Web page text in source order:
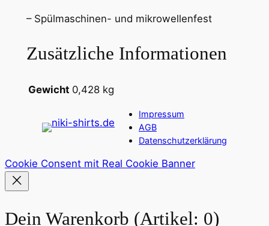
s
1
5
z
g
e
– Spülmaschinen- und mikrowellenfest
Zusätzliche Informationen
Gewicht 0,428 kg
Impressum
AGB
Datenschutzerklärung
Cookie Consent mit Real Cookie Banner
Dein Warenkorb (Artikel: 0)